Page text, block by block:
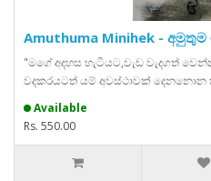
Amuthuma Minihek -
"මගේ අදහස හැටියට,වැඩ වැදගත්
වදකරයටත් යම් අවස්ථාවක් දෙනනොන
Available
Rs. 550.00